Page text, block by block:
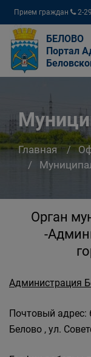
Прием граждан
2-
04
БЕЛОВО
Портал
Главная
Орган
-
Администрация
Почтовый адрес:
Белово , ул.